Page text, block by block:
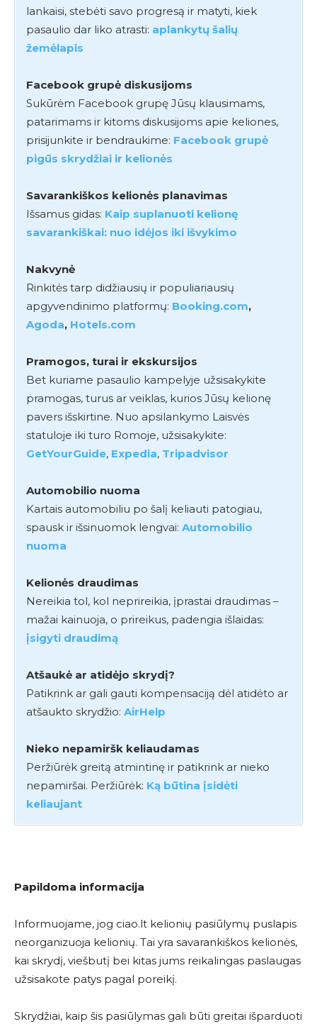
lankaisi, stebėti savo progresą ir matyti, kiek
pasaulio dar liko atrasti: aplankytų šalių
žemėlapis
Facebook grupė diskusijoms
Sukūrėm Facebook grupę Jūsų klausimams,
patarimams ir kitoms diskusijoms apie keliones,
prisijunkite ir bendraukime: Facebook grupė
pigūs skrydžiai ir kelionės
Savarankiškos kelionės planavimas
Išsamus gidas: Kaip suplanuoti kelionę
savarankiškai: nuo idėjos iki išvykimo
Nakvynė
Rinkitės tarp didžiausių ir populiariausių
apgyvendinimo platformų: Booking.com,
Agoda, Hotels.com
Pramogos, turai ir ekskursijos
Bet kuriame pasaulio kampelyje užsisakykite
pramogas, turus ar veiklas, kurios Jūsų kelionę
pavers išskirtine. Nuo apsilankymo Laisvės
statuloje iki turo Romoje, užsisakykite:
GetYourGuide, Expedia, Tripadvisor
Automobilio nuoma
Kartais automobiliu po šalį keliauti patogiau,
spausk ir išsinuomok lengvai: Automobilio
nuoma
Kelionės draudimas
Nereikia tol, kol neprireikia, įprastai draudimas –
mažai kainuoja, o prireikus, padengia išlaidas:
įsigyti draudimą
Atšaukė ar atidėjo skrydį?
Patikrink ar gali gauti kompensaciją dėl atidėto ar
atšaukto skrydžio: AirHelp
Nieko nepamiršk keliaudamas
Peržiūrėk greitą atmintinę ir patikrink ar nieko
nepamiršai. Peržiūrėk: Ką būtina įsidėti
keliaujant
Papildoma informacija
Informuojame, jog ciao.lt kelionių pasiūlymų puslapis
neorganizuoja kelionių. Tai yra savarankiškos kelionės,
kai skrydį, viešbutį bei kitas jums reikalingas paslaugas
užsisakote patys pagal poreikį.
Skrydžiai, kaip šis pasiūlymas gali būti greitai išparduoti